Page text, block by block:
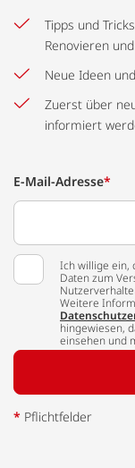
Tipps und
Renovieren
Neue Ideen
Zuerst über
informiert
E-Mail-Adresse*
Ich willige ein,
Daten zum
Weitere
hingewiesen,
einsehen und
* Pflichtfelder